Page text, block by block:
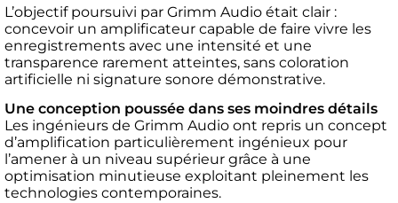
L’objectif poursuivi par Grimm Audio était clair :
concevoir un amplificateur capable de faire vivre les
enregistrements avec une intensité et une
transparence rarement atteintes, sans coloration
artificielle ni signature sonore démonstrative.
Une conception poussée dans ses moindres détails
Les ingénieurs de Grimm Audio ont repris un concept
d’amplification particulièrement ingénieux pour
l’amener à un niveau supérieur grâce à une
optimisation minutieuse exploitant pleinement les
technologies contemporaines.